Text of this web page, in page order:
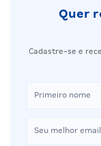
Quer
Cadastre-se e